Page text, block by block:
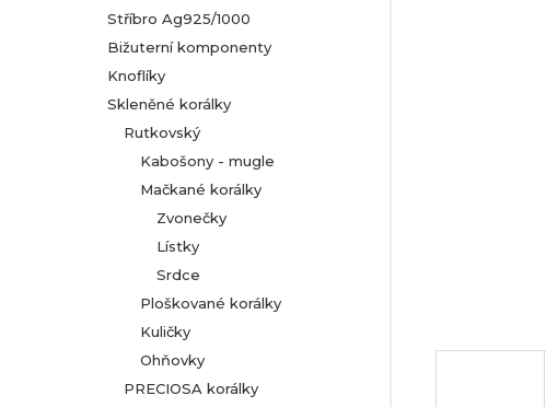
t
r
a
Stříbro Ag925/1000
Bižuterní komponenty
Knoflíky
Skleněné korálky
Rutkovský
Kabošony - mugle
Mačkané korálky
Zvonečky
Lístky
Srdce
Ploškované korálky
Kuličky
Ohňovky
PRECIOSA korálky